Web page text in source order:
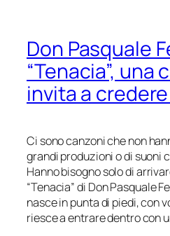
Don Pasquale
“Tenacia”, una
invita a
Ci sono canzoni che non
grandi produzioni o di suoni
Hanno bisogno solo di
“Tenacia”di Don Pasquale
nasce in punta di piedi, con
riesce a entrare dentro con